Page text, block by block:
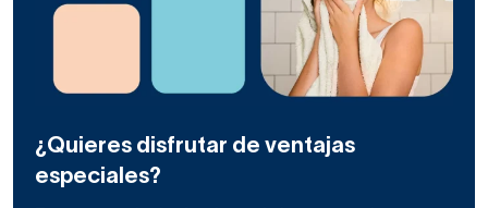
¿Quieres disfrutar de ventajas
especiales?